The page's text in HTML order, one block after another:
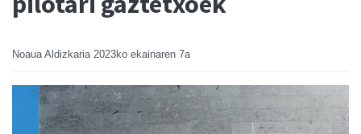
Noaua Aldizkaria 2023ko ekainaren 7a